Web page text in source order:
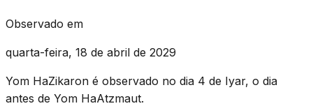
Observado em
quarta-feira, 18 de abril de 2029
Yom HaZikaron é observado no dia 4 de Iyar, o dia
antes de Yom HaAtzmaut.